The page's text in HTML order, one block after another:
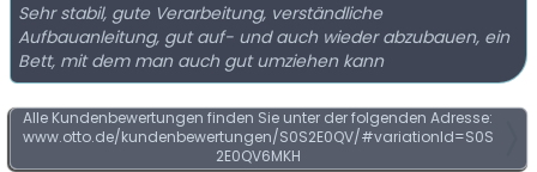
Sehr stabil, gute Verarbeitung, verständliche
Aufbauanleitung, gut auf- und auch wieder abzubauen, ein
Bett, mit dem man auch gut umziehen kann
Alle Kundenbewertungen finden Sie unter der folgenden Adresse:
www.otto.de/kundenbewertungen/S0S2E0QV/#variationId=S0S
2E0QV6MKH